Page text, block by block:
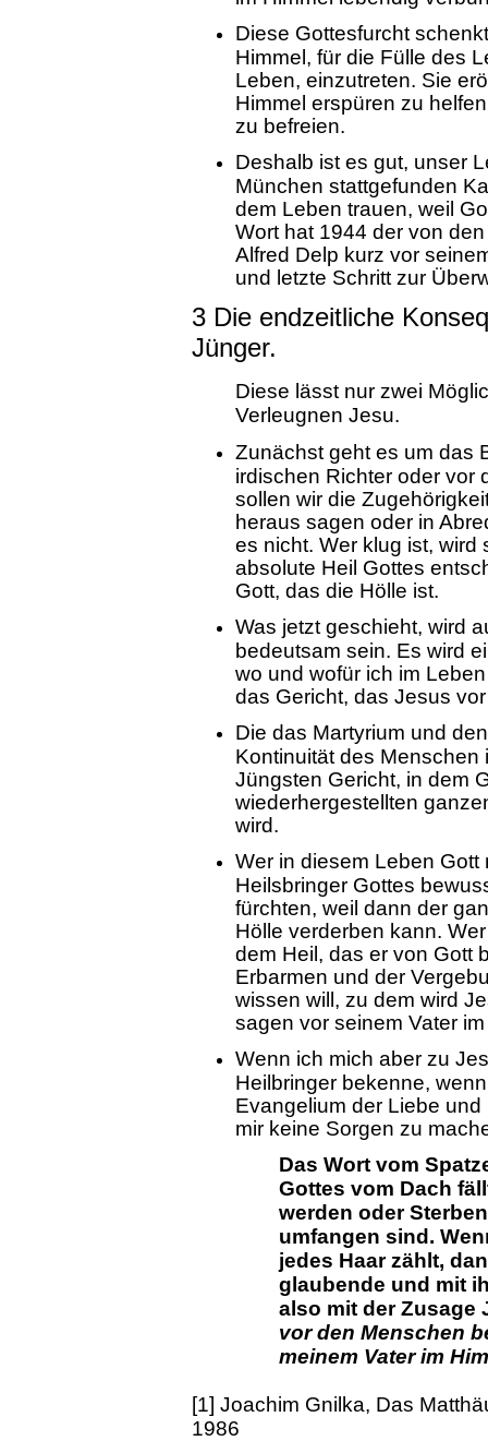
Diese Gottesfurcht
Himmel, für die Fülle des
Leben, einzutreten. Sie
Himmel erspüren zu
zu befreien.
Deshalb ist es gut, unser
München stattgefunden
dem Leben trauen, weil
Wort hat 1944 der von
Alfred Delp kurz vor
und letzte Schritt zur
3 Die endzeitliche
Jünger.
Diese lässt nur zwei
Verleugnen Jesu.
Zunächst geht es um das
irdischen Richter oder vor
sollen wir die
heraus sagen oder in
es nicht. Wer klug ist,
absolute Heil Gottes
Gott, das die Hölle ist.
Was jetzt geschieht, wird
bedeutsam sein. Es wird
wo und wofür ich im
das Gericht, das Jesus
Die das Martyrium und
Kontinuität des
Jüngsten Gericht, in dem
wiederhergestellten
wird.
Wer in diesem Leben
Heilsbringer Gottes
fürchten, weil dann der
Hölle verderben kann.
dem Heil, das er von Gott
Erbarmen und der
wissen will, zu dem wird
sagen vor seinem Vater
Wenn ich mich aber zu
Heilbringer bekenne,
Evangelium der Liebe
mir keine Sorgen zu
Das Wort vom
Gottes vom Dach
werden oder
umfangen sind.
jedes Haar zählt,
glaubende und mit
also mit der
vor den Menschen
meinem Vater im
[1] Joachim Gnilka, Das
1986